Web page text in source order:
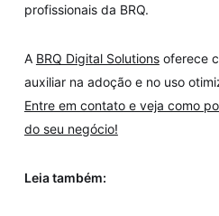
profissionais da BRQ.
A BRQ Digital Solutionsoferece
auxiliar na adoção e no uso
Entre em contato e veja como
do seu negócio!
Leia também: